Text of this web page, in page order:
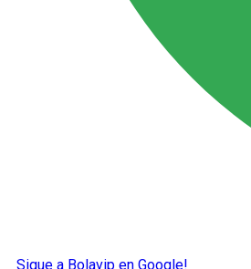
Sigue a Bolavip en Google!